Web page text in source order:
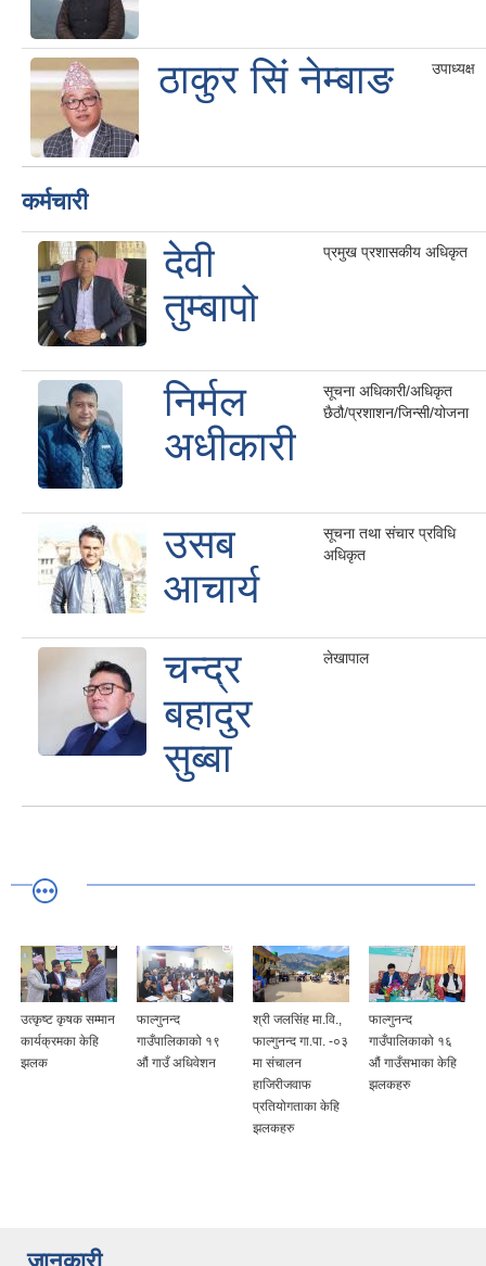
ठाकुर सिं नेम्बाङ उपाध्यक्ष
कर्मचारी
देवी
तुम्बापो
प्रमुख प्रशासकीय अधिकृत
निर्मल
अधीकारी
सूचना अधिकारी/अधिकृत
छैठौ/प्रशाशन/जिन्सी/योजना
उसब
आचार्य
सूचना तथा संचार प्रविधि
अधिकृत
चन्द्र
बहादुर
सुब्बा
लेखापाल
उत्कृष्ट कृषक सम्मान
कार्यक्रमका केहि
झलक
फाल्गुनन्द
गाउँपालिकाको १९
औं गाउँ अधिवेशन
श्री जलसिंह मा.वि.,
फाल्गुनन्द गा.पा. -०३
मा संचालन
हाजिरीजवाफ
प्रतियोगताका केहि
झलकहरु
फाल्गुनन्द
गाउँपालिकाको १६
औं गाउँसभाका केहि
झलकहरु